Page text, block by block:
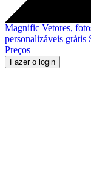
Magnific Vetores,
personalizáveis grátis
Preços
Fazer o login